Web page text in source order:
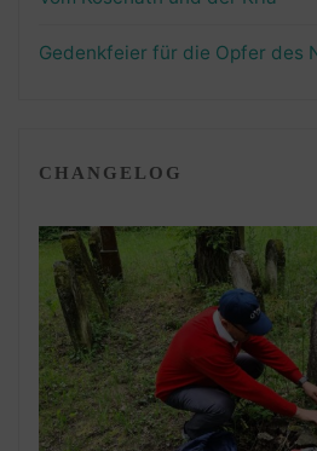
Gedenkfeier für die Opfer des
CHANGELOG